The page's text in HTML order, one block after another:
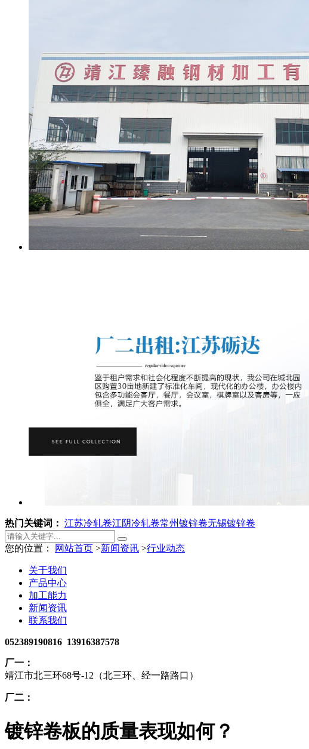
热门关键词： 江苏冷轧卷江阴冷轧卷常州镀锌卷无锡镀锌卷
您的位置： 网站首页 >新闻资讯 >行业动态
​镀锌卷板的质量表现如何？
关于我们
产品中心
加工能力
新闻资讯
联系我们
052389190816 13916387578
厂一：
靖江市北三环68号-12（北三环、经一路路口）
厂二：